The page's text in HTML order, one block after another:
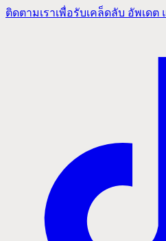
ติดตามเราเพื่อรับเคล็ดลับ อัพเดต